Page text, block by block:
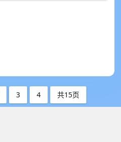
3 4 共15页